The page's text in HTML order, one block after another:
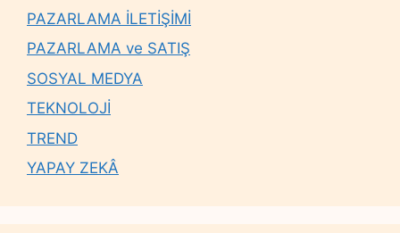
PAZARLAMA İLETİŞİMİ
PAZARLAMA ve SATIŞ
SOSYAL MEDYA
TEKNOLOJİ
TREND
YAPAY ZEKÂ